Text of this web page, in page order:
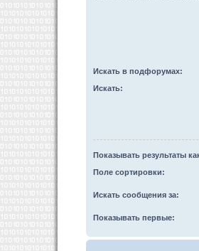
Искать в подфорумах:
Искать:
Показывать результаты
Поле сортировки:
Искать сообщения за:
Показывать первые: